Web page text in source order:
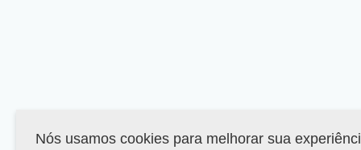
Nós usamos cookies para melhorar sua